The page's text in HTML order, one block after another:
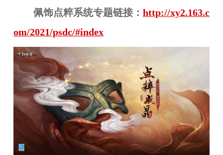
佩饰点粹系统专题链接： http://xy2.163.c
om/2021/psdc/#index